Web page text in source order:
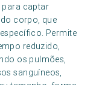
para captar
corpo, que
Permite
reduzido,
os pulmões,
sanguíneos,